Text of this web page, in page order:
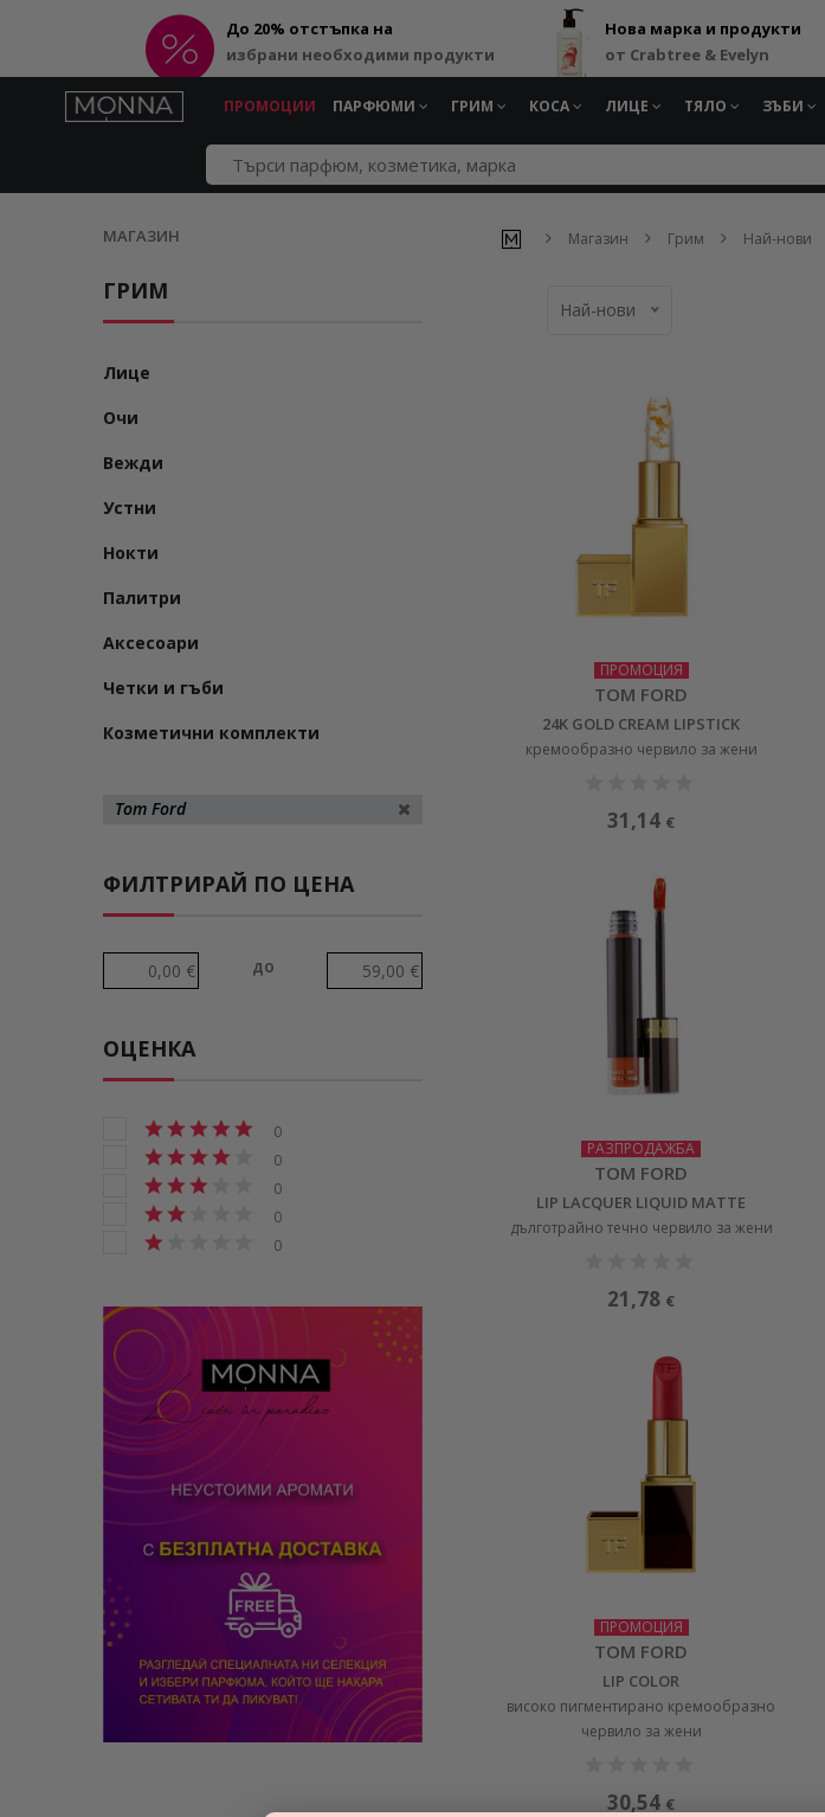
До 20% отстъпка на
избрани необходими продукти
Нова марка и продукти
от Crabtree & Evelyn
ПРОМОЦИИ ПАРФЮМИ ГРИМ КОСА ЛИЦЕ ТЯЛО ЗЪБИ
МАГАЗИН
ГРИМ
Лице
Очи
Вежди
Устни
Нокти
Палитри
Аксесоари
Четки и гъби
Козметични комплекти
Tom Ford
ФИЛТРИРАЙ ПО ЦЕНА
до
ОЦЕНКА
0
0
0
0
0
Магазин Грим Най-нови
Най-нови
ПРОМОЦИЯ
TOM FORD
24K GOLD CREAM LIPSTICK
кремообразно червило за жени
31,14 €
РАЗПРОДАЖБА
TOM FORD
LIP LACQUER LIQUID MATTE
дълготрайно течно червило за жени
21,78 €
ПРОМОЦИЯ
TOM FORD
LIP COLOR
високо пигментирано кремообразно
червило за жени
30,54 €